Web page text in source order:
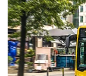
metus
teatrui už tai, ką
išlikite jauni.
kūrybinės
vadovus ir